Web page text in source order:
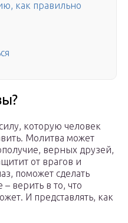
как правильно
которую человек
Молитва может
верных друзей,
от врагов и
поможет сделать
верить в то, что
И представлять, как